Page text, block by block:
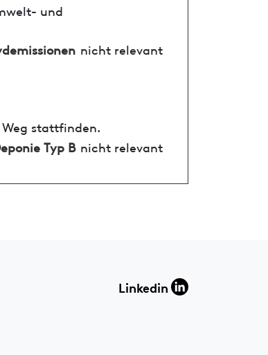
und
nicht relevant
stattfinden.
Typ B nicht relevant
Linkedin